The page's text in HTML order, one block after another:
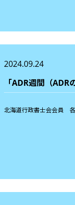
2024.09.24
「ADR週間（ADR
令和
北海道行政